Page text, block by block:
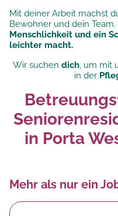
Mit deiner Arbeit machst
Bewohner und dein Team.
Menschlichkeit und ein
leichter macht.
Wir suchen dich, um mit
in der
in Porta
Mehr als nur ein